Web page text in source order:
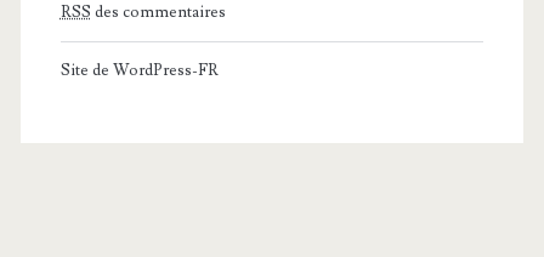
RSS des commentaires
Site de WordPress-FR